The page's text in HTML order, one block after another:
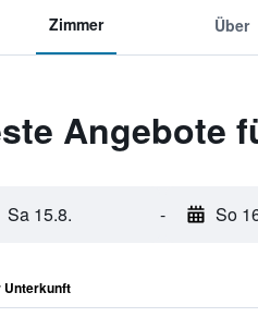
Zimmer Über
Angebote
Sa 15.8. - So
Unterkunft